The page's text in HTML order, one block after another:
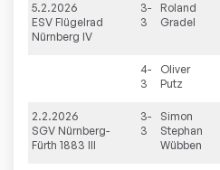
5.2.2026
ESV Flügelrad
Nürnberg IV
3-
3
Roland
Gradel
4-
3
Oliver
Putz
2.2.2026
SGV Nürnberg-
Fürth 1883 III
3-
3
Simon
Stephan
Wübben